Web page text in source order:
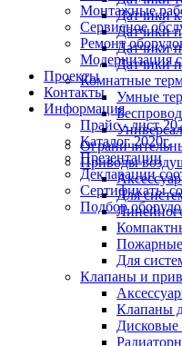
Монтажные
Сервисное
Ремонт
Модернизация
Проекты
Контакты
Информация
Прайс - лист
Каталог 2020г.
Презентации
Декларации
Сертификаты
Подбор
Датчики
Датчики
Датчики
Датчики
Комнатные
Умные
Приводы
Для
Для
Клапаны и
Клапаны
Дисковые